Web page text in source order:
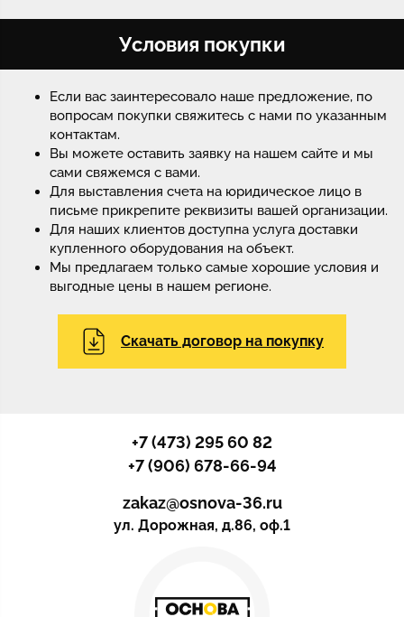
Условия покупки
Если вас заинтересовало наше предложение, по
вопросам покупки свяжитесь с нами по указанным
контактам.
Вы можете оставить заявку на нашем сайте и мы
сами свяжемся с вами.
Для выставления счета на юридическое лицо в
письме прикрепите реквизиты вашей организации.
Для наших клиентов доступна услуга доставки
купленного оборудования на объект.
Мы предлагаем только самые хорошие условия и
выгодные цены в нашем регионе.
Скачать договор на покупку
+7 (473) 295 60 82
+7 (906) 678-66-94
zakaz@osnova-36.ru
ул. Дорожная, д.86, оф.1